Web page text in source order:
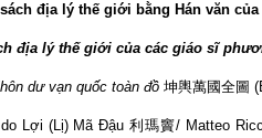
địa lý thế giới bằng Hán văn
địa lý thế giới của các giáo sĩ
dư vạn quốc toàn đồ 坤輿萬國全圖
do Lợi (Lị) Mã Đậu 利瑪竇/ Matteo